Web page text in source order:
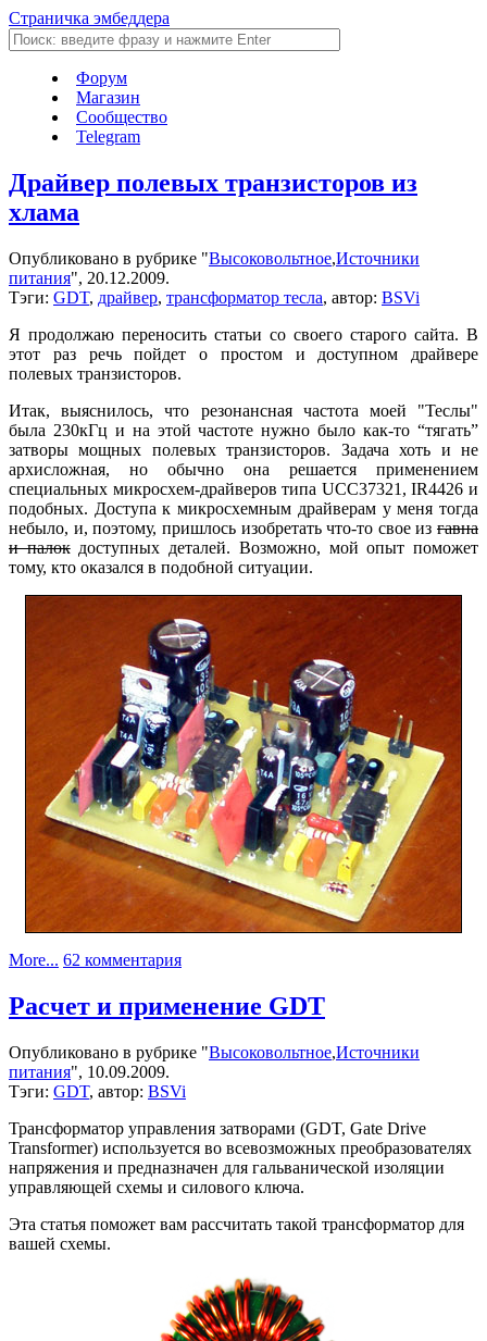
Страничка эмбеддера
Форум
Магазин
Сообщество
Telegram
Драйвер полевых транзисторов из
хлама
Опубликовано в рубрике "Высоковольтное,Источники
питания", 20.12.2009.
Тэги: GDT, драйвер, трансформатор тесла, автор: BSVi
Я продолжаю переносить статьи со своего старого сайта. В
этот раз речь пойдет о простом и доступном драйвере
полевых транзисторов.
Итак, выяснилось, что резонансная частота моей "Теслы"
была 230кГц и на этой частоте нужно было как-то “тягать”
затворы мощных полевых транзисторов. Задача хоть и не
архисложная, но обычно она решается применением
специальных микросхем-драйверов типа UCC37321, IR4426 и
подобных. Доступа к микросхемным драйверам у меня тогда
небыло, и, поэтому, пришлось изобретать что-то свое из гавна
и палокдоступных деталей. Возможно, мой опыт поможет
тому, кто оказался в подобной ситуации.
More... 62 комментарияк
полевых
из
Расчет и применение GDT
Опубликовано в рубрике "Высоковольтное,Источники
питания", 10.09.2009.
Тэги: GDT, автор: BSVi
Трансформатор управления затворами (GDT, Gate Drive
Transformer) используется во всевозможных преобразователях
напряжения и предназначен для гальванической изоляции
управляющей схемы и силового ключа.
Эта статья поможет вам рассчитать такой трансформатор для
вашей схемы.